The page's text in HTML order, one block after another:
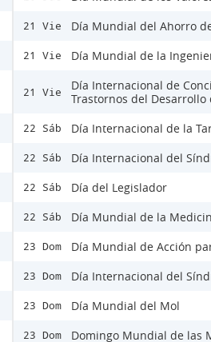
21 Vie Día Mundial del Ahorro
21 Vie Día Mundial de la
21 Vie
Día Internacional de
Trastornos del Desarrollo
22 Sáb Día Internacional de la
22 Sáb Día Internacional del
22 Sáb Día del Legislador
22 Sáb Día Mundial de la
23 Dom Día Mundial de Acción
23 Dom Día Internacional del
23 Dom Día Mundial del Mol
23 Dom Domingo Mundial de las